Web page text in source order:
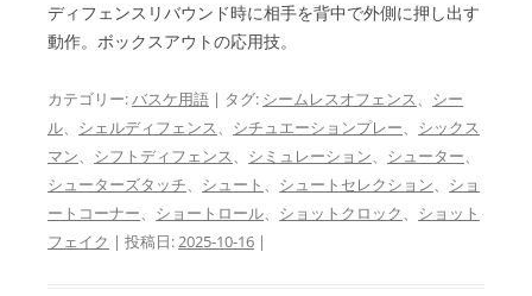
ディフェンスリバウンド時に相手を背中で外側に押し出す
動作。ボックスアウトの応用技。
カテゴリー:バスケ用語 | タグ: シームレスオフェンス、 シー
ル、 シェルディフェンス、 シチュエーションプレー、 シックス
マン、 シフトディフェンス、 シミュレーション、 シューター、
シューターズタッチ、 シュート 、 シュートセレクション、 ショ
ートコーナー、 ショートロール、 ショットクロック、 ショット
フェイク | 投稿日:2025-10-16 |